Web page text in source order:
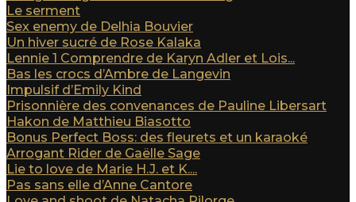
Le serment
Sex enemy de Delhia Bouvier
Un hiver sucré de Rose Kalaka
Lennie 1 Comprendre de Karyn Adler et Lois...
Bas les crocs d’Ambre de Langevin
Impulsif d’Emily Kind
Prisonnière des convenances de Pauline Libersart
Hakon de Matthieu Biasotto
Bonus Perfect Boss: des fleurets et un karaoké
Arrogant Rider de Gaëlle Sage
Lie to love de Marie H.J. et K....
Pas sans elle d’Anne Cantore